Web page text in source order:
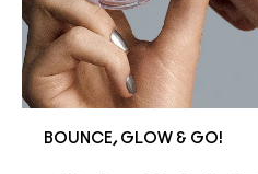
BOUNCE, GLOW & GO!